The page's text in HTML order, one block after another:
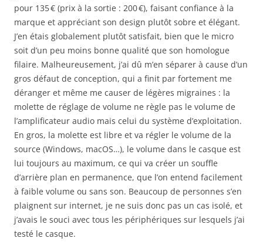
pour 135 € (prix à la sortie : 200 €), faisant confiance à la
marque et appréciant son design plutôt sobre et élégant.
J’en étais globalement plutôt satisfait, bien que le micro
soit d’un peu moins bonne qualité que son homologue
filaire. Malheureusement, j’ai dû m’en séparer à cause d’un
gros défaut de conception, qui a finit par fortement me
déranger et même me causer de légères migraines : la
molette de réglage de volume ne règle pas le volume de
l’amplificateur audio mais celui du système d’exploitation.
En gros, la molette est libre et va régler le volume de la
source (Windows, macOS…), le volume dans le casque est
lui toujours au maximum, ce qui va créer un souffle
d’arrière plan en permanence, que l’on entend facilement
à faible volume ou sans son. Beaucoup de personnes s’en
plaignent sur internet, je ne suis donc pas un cas isolé, et
j’avais le souci avec tous les périphériques sur lesquels j’ai
testé le casque.